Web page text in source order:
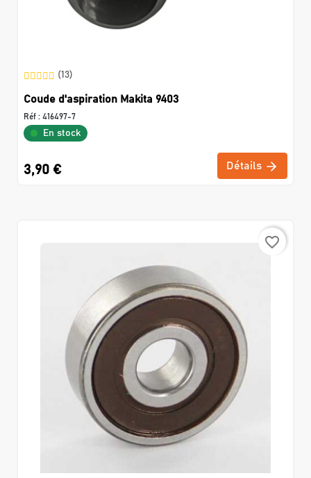
(13)
Coude d'aspiration Makita 9403
Réf : 416497-7
En stock
3,90 € Détails
favorite_border